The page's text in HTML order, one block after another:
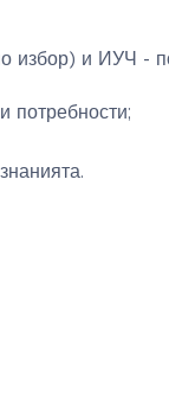
избор) и ИУЧ -
потребности;